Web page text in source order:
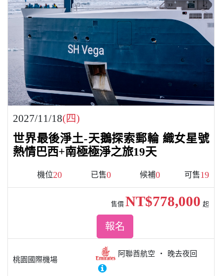
2027/11/18(四)
世界最後淨土-天鵝探索郵輪 織女星號
熱情巴西+南極極淨之旅19天
機位20 已售0 候補0 可售19
桃園國際機場
阿聯酋航空 晚去夜回
售價 NT$778,000 起
報名